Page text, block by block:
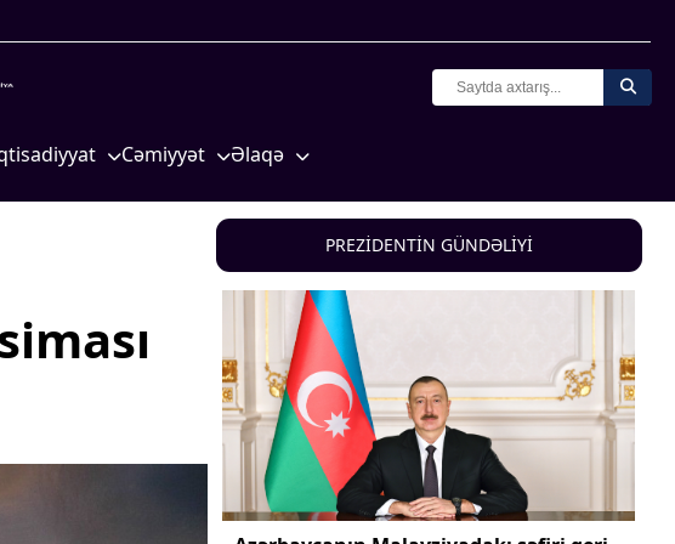
Zəfəri
Kənd təsərrüfatı
nəqliyyat
Cəmiyyət
Məhkəmə və hüquq
Zəfər - 5
Gənclər və İdman
Media və QHT
Əlaqə
PREZİDENTİN GÜNDƏLİYİ